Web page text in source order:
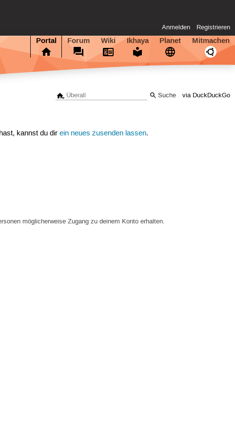
Anmelden Registrieren
Portal Forum Wiki Ikhaya Planet Mitmachen
via DuckDuckGo
kannst du direin neues zusenden lassen.
möglicherweise Zugang zu deinem Konto erhalten.